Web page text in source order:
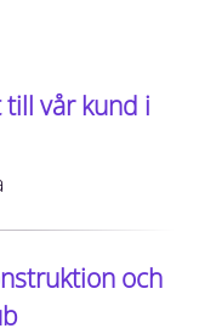
vår kund i
och